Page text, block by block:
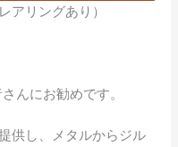
アリングあり）
んにお勧めです。
供し、メタルからジル